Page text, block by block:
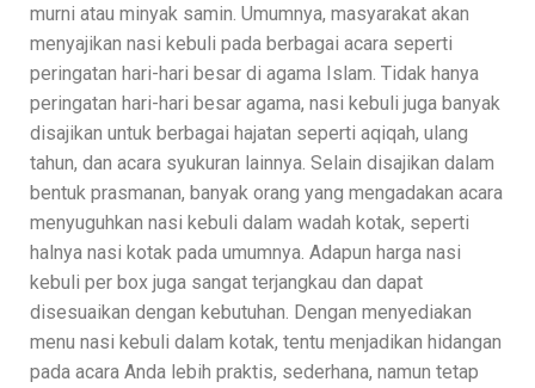
murni atau minyak samin. Umumnya, masyarakat akan
menyajikan nasi kebuli pada berbagai acara seperti
peringatan hari-hari besar di agama Islam. Tidak hanya
peringatan hari-hari besar agama, nasi kebuli juga banyak
disajikan untuk berbagai hajatan seperti aqiqah, ulang
tahun, dan acara syukuran lainnya. Selain disajikan dalam
bentuk prasmanan, banyak orang yang mengadakan acara
menyuguhkan nasi kebuli dalam wadah kotak, seperti
halnya nasi kotak pada umumnya. Adapun harga nasi
kebuli per box juga sangat terjangkau dan dapat
disesuaikan dengan kebutuhan. Dengan menyediakan
menu nasi kebuli dalam kotak, tentu menjadikan hidangan
pada acara Anda lebih praktis, sederhana, namun tetap